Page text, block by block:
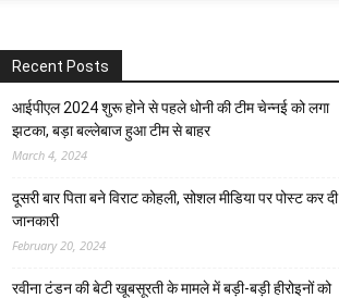
Recent Posts
आईपीएल 2024 शुरू होने से पहले धोनी की टीम चेन्नई को लगा
झटका, बड़ा बल्लेबाज हुआ टीम से बाहर
March 4, 2024
दूसरी बार‌ पिता बने विराट कोहली, सोशल मीडिया पर पोस्ट कर दी‌
जानकारी
February 20, 2024
रवीना टंडन की बेटी खूबसूरती के मामले में बड़ी-बड़ी हीरोइनों को